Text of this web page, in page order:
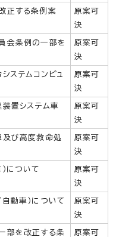
正する条例案
原案可
決
会条例の一部を
原案可
決
ステムコンピュ
原案可
決
置システム車
原案可
決
及び高度救命処
原案可
決
について
原案可
決
動車）について
原案可
決
部を改正する条
原案可